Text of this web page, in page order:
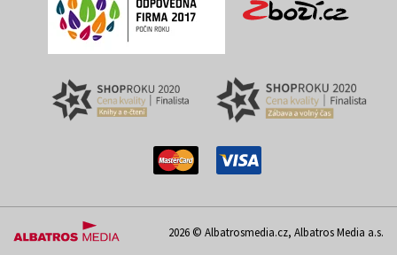
2026 © Albatrosmedia.cz, Albatros Media a.s.